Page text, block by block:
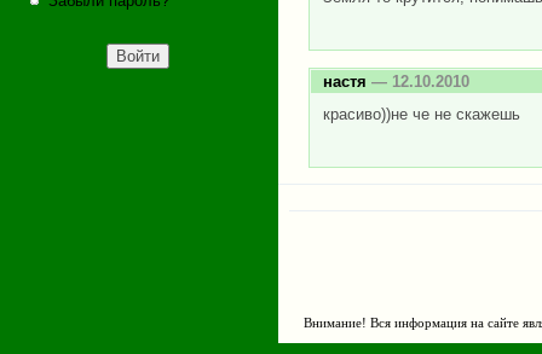
настя — 12.10.2010
красиво))не че не скажешь
Внимание! Вся информация на сайте